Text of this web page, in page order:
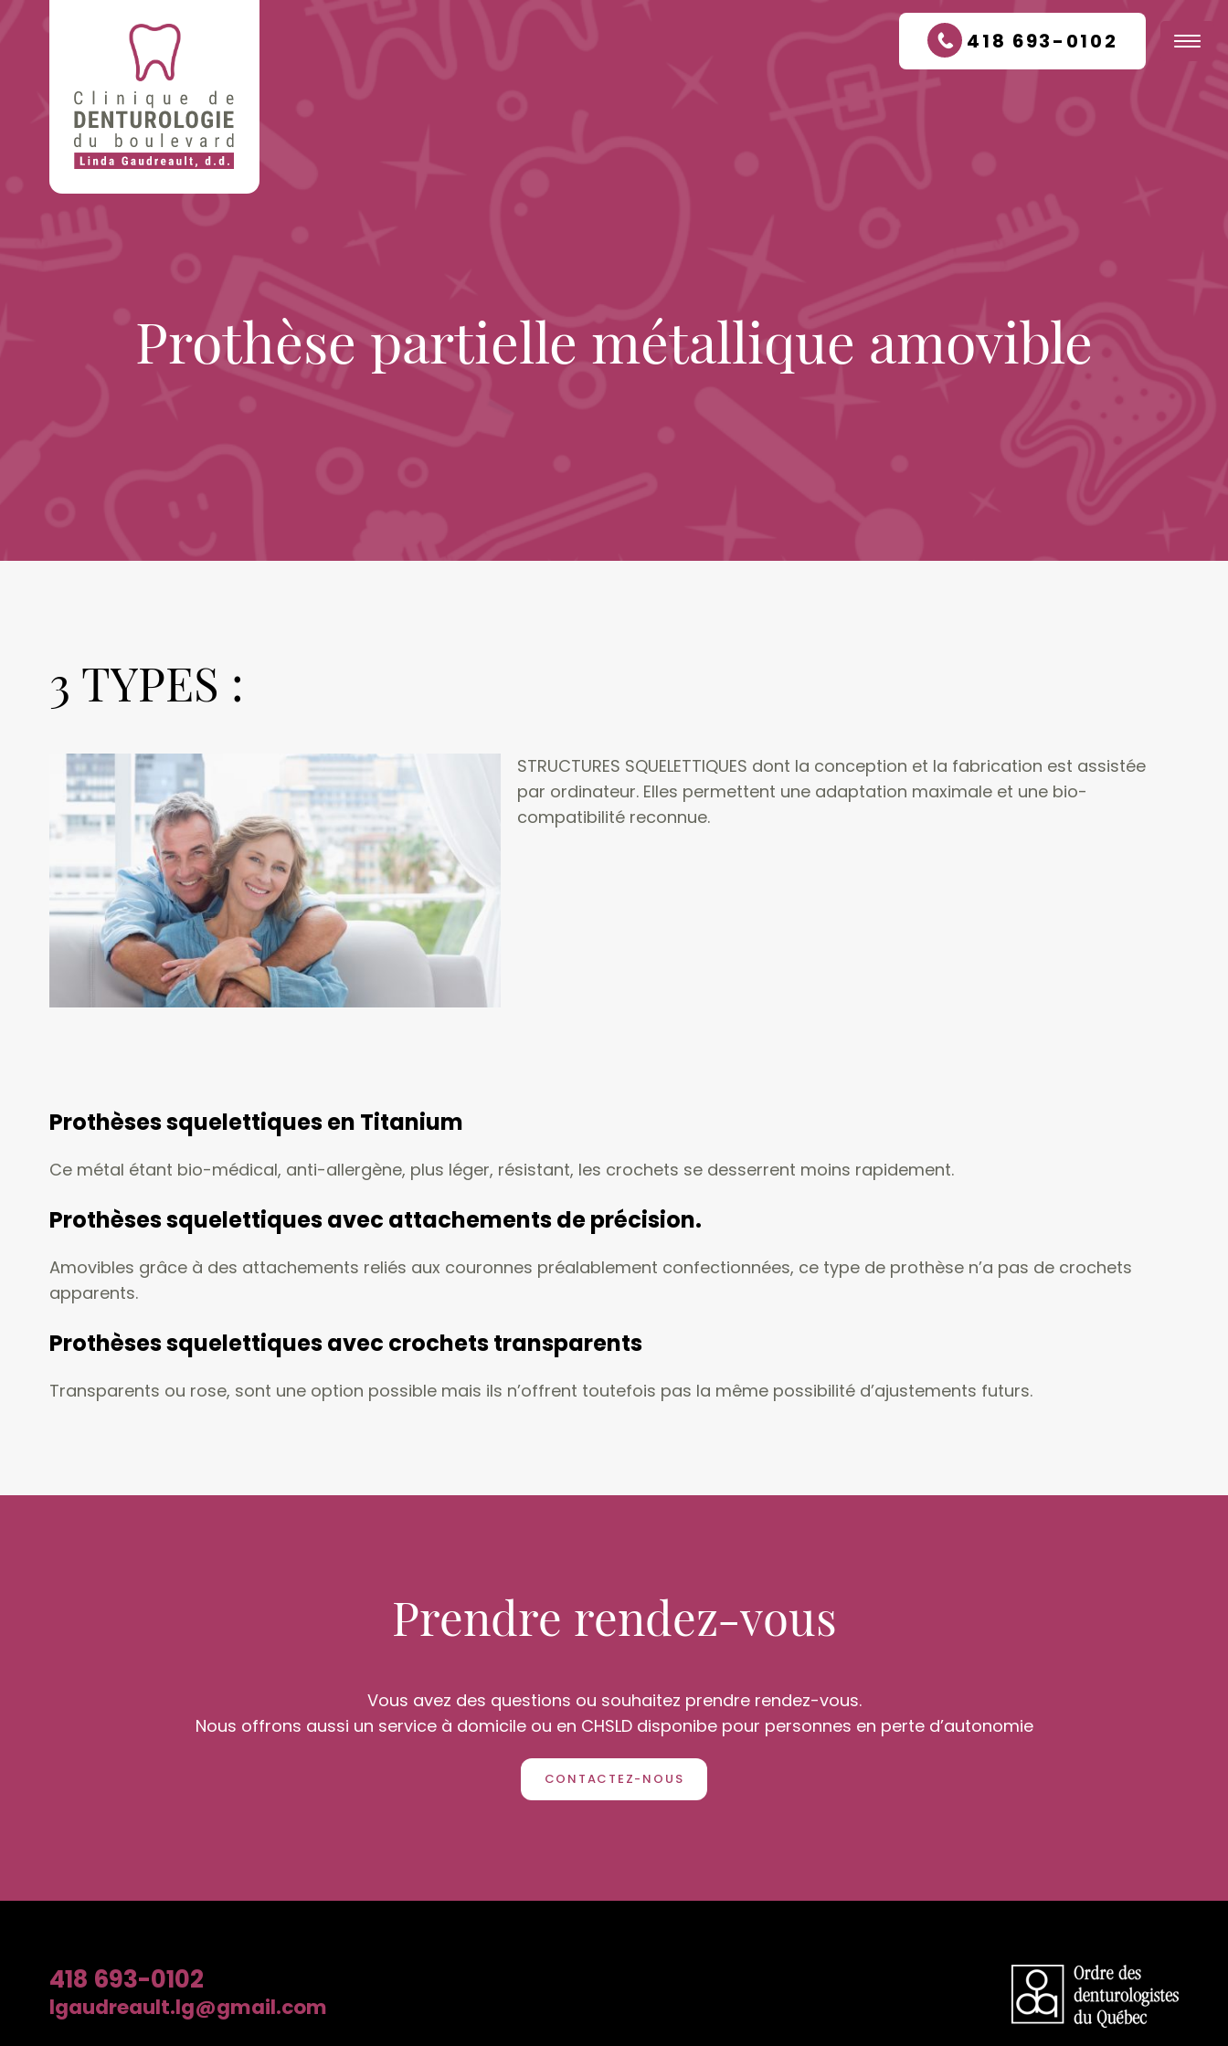
418 693-0102
Prothèse partielle métallique amovible
3 TYPES :
STRUCTURES SQUELETTIQUES dont la conception et la fabrication est assistée
par ordinateur. Elles permettent une adaptation maximale et une bio-
compatibilité reconnue.
Prothèses squelettiques en Titanium
Ce métal étant bio-médical, anti-allergène, plus léger, résistant, les crochets se desserrent moins rapidement.
Prothèses squelettiques avec attachements de précision.
Amovibles grâce à des attachements reliés aux couronnes préalablement confectionnées, ce type de prothèse n’a pas de crochets
apparents.
Prothèses squelettiques avec crochets transparents
Transparents ou rose, sont une option possible mais ils n’offrent toutefois pas la même possibilité d’ajustements futurs.
Prendre rendez-vous
Vous avez des questions ou souhaitez prendre rendez-vous.
Nous offrons aussi un service à domicile ou en CHSLD disponibe pour personnes en perte d’autonomie
CONTACTEZ-NOUS
418 693-0102
Courriel
lgaudreault.lg@gmail.com